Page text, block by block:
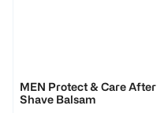
MEN Protect & Care After
Shave Balsam